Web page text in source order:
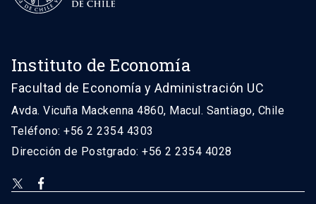
Instituto de Economía
Facultad de Economía y Administración UC
Avda. Vicuña Mackenna 4860, Macul. Santiago, Chile
Teléfono: +56 2 2354 4303
Dirección de Postgrado: +56 2 2354 4028